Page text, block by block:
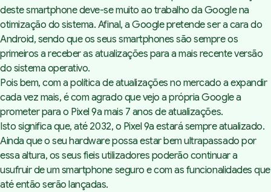
deste smartphone deve-se muito ao trabalho da Google na
otimização do sistema. Afinal, a Google pretende ser a cara do
Android, sendo que os seussmartphonessão sempre os
primeiros a receber as atualizações para a mais recente versão
do sistema operativo.
Pois bem, com a política de atualizações no mercado a expandir
cada vez mais, é com agrado que vejo a própria Google a
prometer para o Pixel 9a mais 7 anos de atualizações.
Isto significa que, até 2032, o Pixel 9a estará sempre atualizado.
Ainda que o seuhardwarepossa estar bem ultrapassado por
essa altura, os seus fieis utilizadores poderão continuar a
usufruir de umsmartphone seguro e com as funcionalidades que
até então serão lançadas.